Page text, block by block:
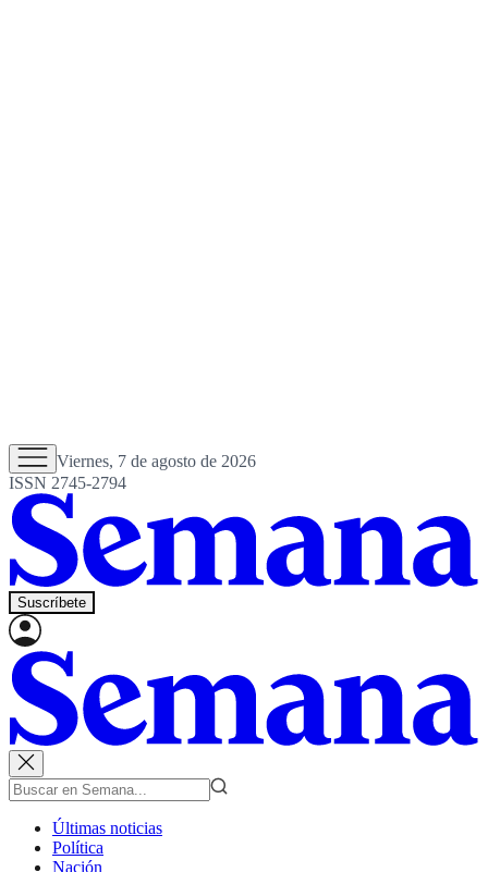
Viernes, 7 de agosto de 2026
ISSN 2745-2794
Suscríbete
Últimas noticias
Política
Nación